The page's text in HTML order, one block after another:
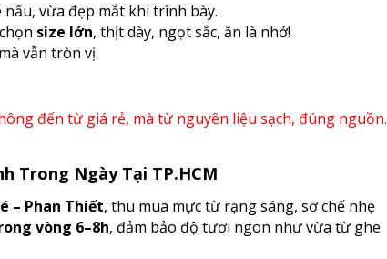
nấu, vừa đẹp mắt khi trình bày.
size lớn, thịt dày, ngọt sắc, ăn là nhớ!
vẫn tròn vị.
đến từ giá rẻ, mà từ nguyên liệu sạch, đúng nguồn.
Trong Ngày Tại TP.HCM
– Phan Thiết, thu mua mực từ rạng sáng, sơ chế nhẹ
vòng 6–8h, đảm bảo độ tươi ngon như vừa từ ghe